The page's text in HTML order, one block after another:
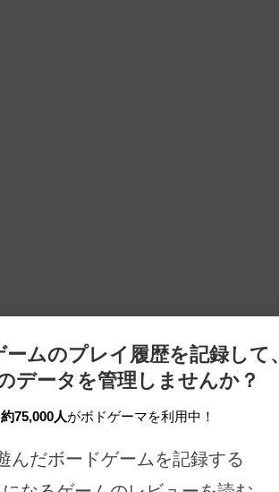
ムのプレイ履歴を記録して、
データを管理しませんか？
約75,000人がボドゲーマを利用中！
んだボードゲームを記録する